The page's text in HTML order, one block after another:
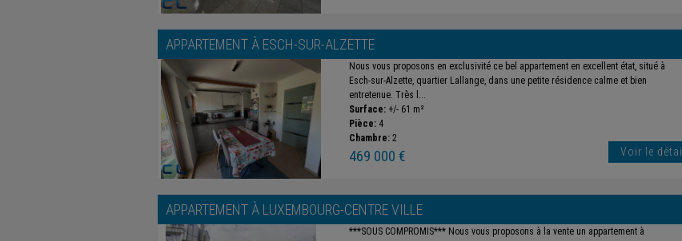
APPARTEMENT À ESCH-SUR-ALZETTE
Nous vous proposons en exclusivité ce bel appartement en excellent état, situé à
Esch-sur-Alzette, quartier Lallange, dans une petite résidence calme et bien
entretenue. Très l...
Surface: +/- 61 m²
Pièce: 4
Chambre: 2
469 000 € Voir le détail
APPARTEMENT À LUXEMBOURG-CENTRE VILLE
***SOUS COMPROMIS*** Nous vous proposons à la vente un appartement à